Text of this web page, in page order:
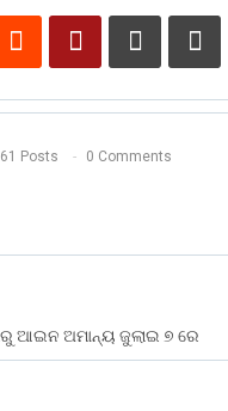
Posts 0 Comments
ଆଇନ ଅମାନ୍ୟ ଜୁଲାଇ ୭ ରେ